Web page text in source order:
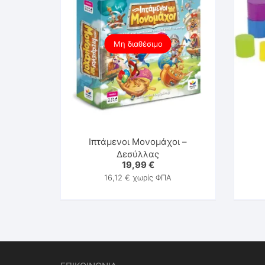
Μη διαθέσιμο
Ιπτάμενοι Μονομάχοι –
Δεσύλλας
19,99€
16,12€ χωρίς ΦΠΑ